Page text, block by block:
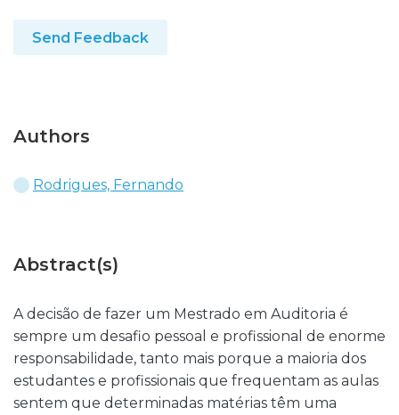
Send Feedback
Authors
Rodrigues, Fernando
Abstract(s)
A decisão de fazer um Mestrado em Auditoria é
sempre um desafio pessoal e profissional de enorme
responsabilidade, tanto mais porque a maioria dos
estudantes e profissionais que frequentam as aulas
sentem que determinadas matérias têm uma